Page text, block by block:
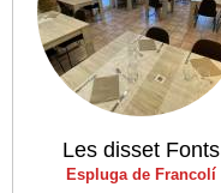
Les disset Fonts
Espluga de Francolí